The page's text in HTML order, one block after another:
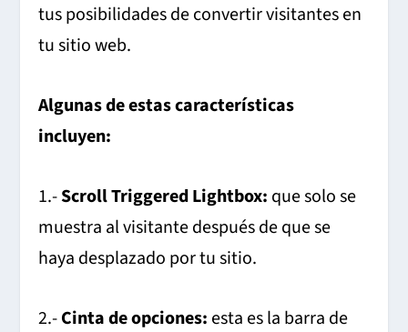
tus posibilidades de convertir visitantes en
tu sitio web.
Algunas de estas características
incluyen:
1.-Scroll Triggered Lightbox: que solo se
muestra al visitante después de que se
haya desplazado por tu sitio.
2.-Cinta de opciones: esta es la barra de